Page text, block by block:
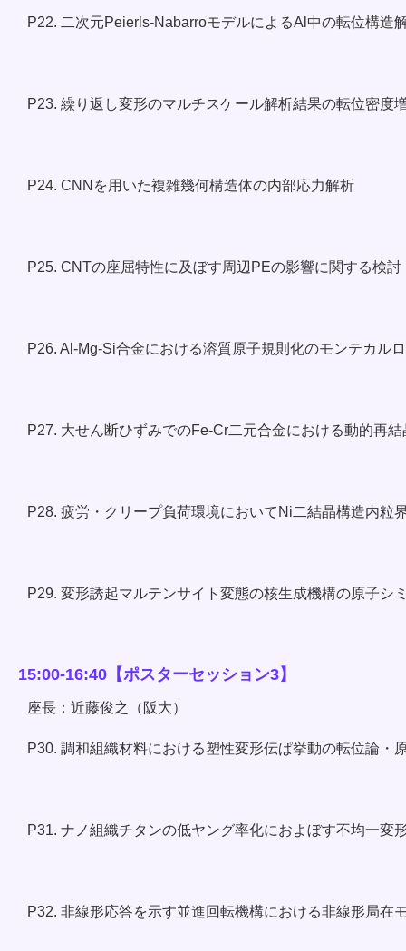
P22. 二次元Peierls-NabarroモデルによるAl中の転位構造
P23. 繰り返し変形のマルチスケール解析結果の転位密度
P24. CNNを用いた複雑幾何構造体の内部応力解析
P25. CNTの座屈特性に及ぼす周辺PEの影響に関する検討
P26. Al-Mg-Si合金における溶質原子規則化のモンテカル
P27. 大せん断ひずみでのFe-Cr二元合金における動的再
P28. 疲労・クリープ負荷環境においてNi二結晶構造内粒
P29. 変形誘起マルテンサイト変態の核生成機構の原子シ
15:00-16:40【ポスターセッション3】
座長：近藤俊之（阪大）
P30. 調和組織材料における塑性変形伝ぱ挙動の転位論・
P31. ナノ組織チタンの低ヤング率化におよぼす不均一変
P32. 非線形応答を示す並進回転機構における非線形局在